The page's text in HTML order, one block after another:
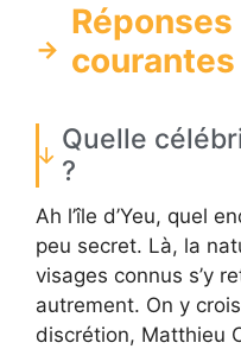
courantes
Quelle
?
Ah l’île d’Yeu, quel
peu secret. Là, la
visages connus s’y
autrement. On y
discrétion, Matthieu